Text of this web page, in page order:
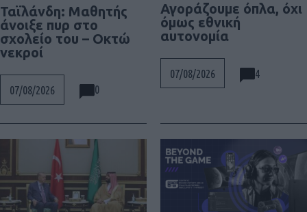
Ταϊλάνδη: Μαθητής
άνοιξε πυρ στο
σχολείο του – Οκτώ
νεκροί
07/08/2026 0
Αγοράζουμε όπλα, όχι
όμως εθνική
αυτονομία
07/08/2026 4